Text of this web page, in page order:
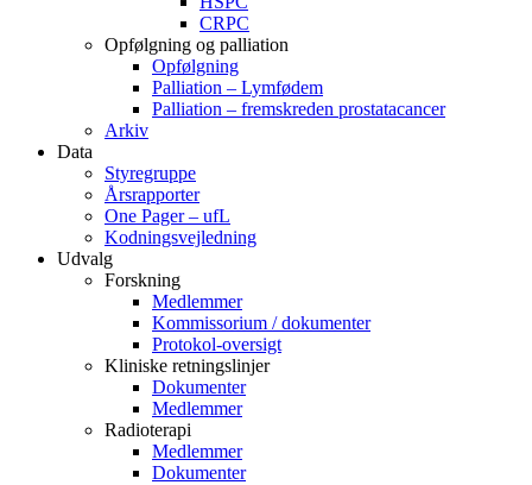
CRPC
Opfølgning og palliation
Opfølgning
Palliation – Lymfødem
Palliation – fremskreden prostatacancer
Arkiv
Data
Styregruppe
Årsrapporter
One Pager – ufL
Kodningsvejledning
Udvalg
Forskning
Medlemmer
Kommissorium / dokumenter
Protokol-oversigt
Kliniske retningslinjer
Dokumenter
Medlemmer
Radioterapi
Medlemmer
Dokumenter